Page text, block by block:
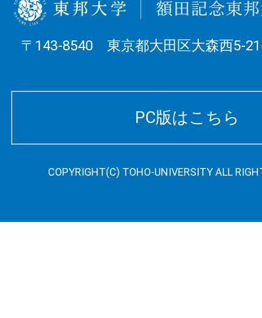
〒143-8540 東京都大田区大森西5-
PC版はこちら
COPYRIGHT(C) TOHO-UNIVERSITY ALL